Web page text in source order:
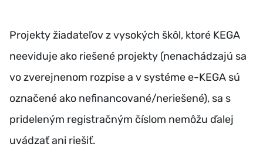
Projekty žiadateľov z vysokých škôl, ktoré KEGA
neeviduje ako riešené projekty (nenachádzajú sa
vo zverejnenom rozpise a v systéme e-KEGA sú
označené ako nefinancované/neriešené), sa s
prideleným registračným číslom nemôžu ďalej
uvádzať ani riešiť.